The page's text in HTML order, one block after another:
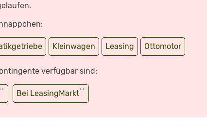
Kleinwagen Leasing Ottomotor
verfügbar sind:
Bei LeasingMarkt**